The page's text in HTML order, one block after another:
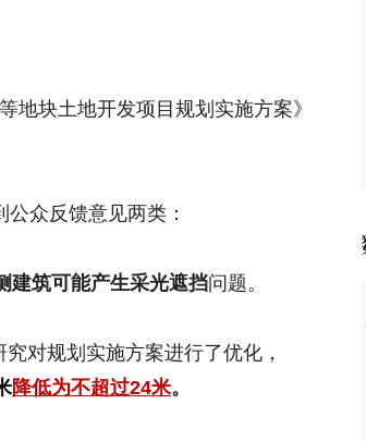
地块土地开发项目规划实施方案》
众反馈意见两类：
建筑可能产生采光遮挡问题。
对规划实施方案进行了优化，
降低为不超过24米。